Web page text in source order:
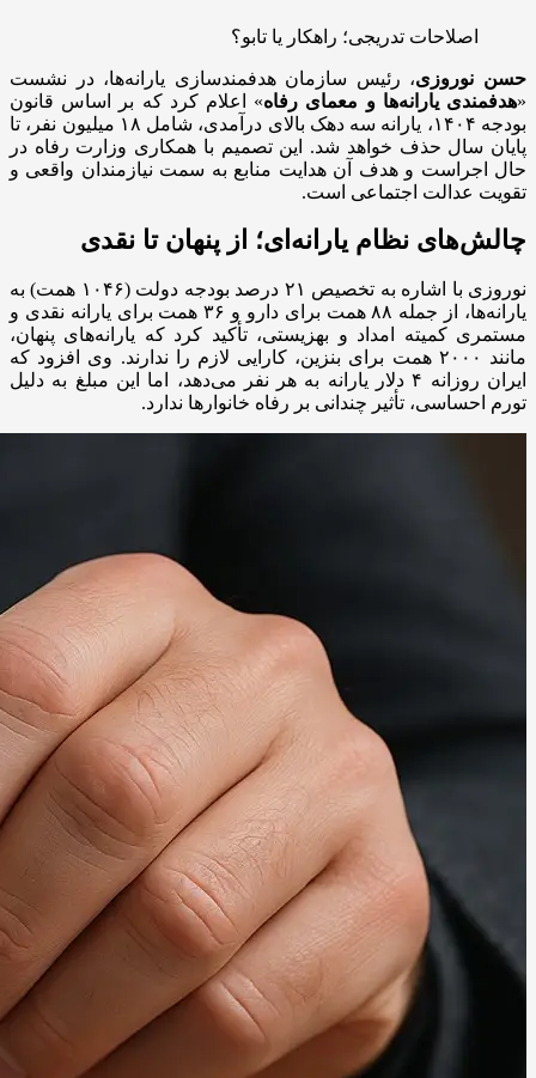
اصلاحات تدریجی؛ راهکار یا تابو؟
حسن نوروزی، رئیس سازمان هدفمندسازی یارانه‌ها، در نشست
«هدفمندی یارانه‌ها و معمای رفاه» اعلام کرد که بر اساس قانون
بودجه ۱۴۰۴، یارانه سه دهک بالای درآمدی، شامل ۱۸ میلیون نفر، تا
پایان سال حذف خواهد شد. این تصمیم با همکاری وزارت رفاه در
حال اجراست و هدف آن هدایت منابع به سمت نیازمندان واقعی و
تقویت عدالت اجتماعی است.
چالش‌های نظام یارانه‌ای؛ از پنهان تا نقدی
نوروزی با اشاره به تخصیص ۲۱ درصد بودجه دولت (۱۰۴۶ همت) به
یارانه‌ها، از جمله ۸۸ همت برای دارو و ۳۶ همت برای یارانه نقدی و
مستمری کمیته امداد و بهزیستی، تأکید کرد که یارانه‌های پنهان،
مانند ۲۰۰۰ همت برای بنزین، کارایی لازم را ندارند. وی افزود که
ایران روزانه ۴ دلار یارانه به هر نفر می‌دهد، اما این مبلغ به دلیل
تورم احساسی، تأثیر چندانی بر رفاه خانوارها ندارد.